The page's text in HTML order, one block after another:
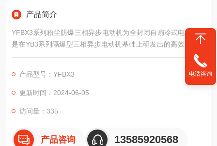
产品简介
YFBX3系列粉尘防爆三相异步电动机为全封闭自扇冷式电动机，
是在YB3系列隔爆型三相异步电动机基础上研发出的高效率防粉
尘隔爆型三相异步电动机，其能效指标达到GB 18613-2012中的
2级能效。本系列电动机的防爆性能符合GB12476.1《可燃性粉
尘环境用电气设备第1部分:用外壳和限制表面温度保护的电气设
备 第1节电气设备的技术要求》的规定制成DIP A、B两种型式，
用于工厂爆炸性粉尘场所。/p>
产品型号：YFBX3
更新时间：2024-06-05
访问量：335
产品咨询 13585920568
电话咨询